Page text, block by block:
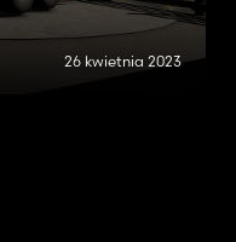
26 kwietnia 2023